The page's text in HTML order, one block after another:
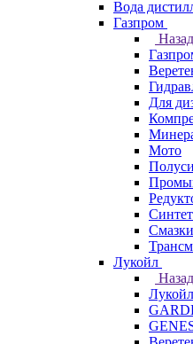
Вода
Газпром
Назад
Для
Мото
Смазки
Лукойл
Назад
Лукойл